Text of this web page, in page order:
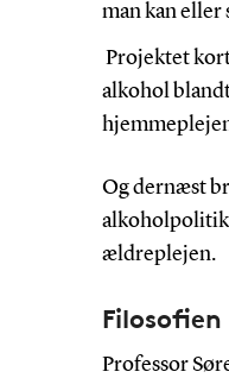
man kan eller
Projektet
alkohol
Og dernæst
ældreplejen.
Professor